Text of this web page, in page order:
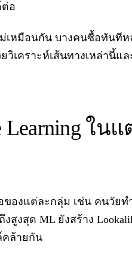
อ
เหมือนกัน บางคนซื้อทันที
ยวิเคราะห์เส้นทางเหล่านี้
Learning ใน
องแต่ละกลุ่ม เช่น คนวัยท
สูงสุด ML ยังสร้าง
คล้ายกัน